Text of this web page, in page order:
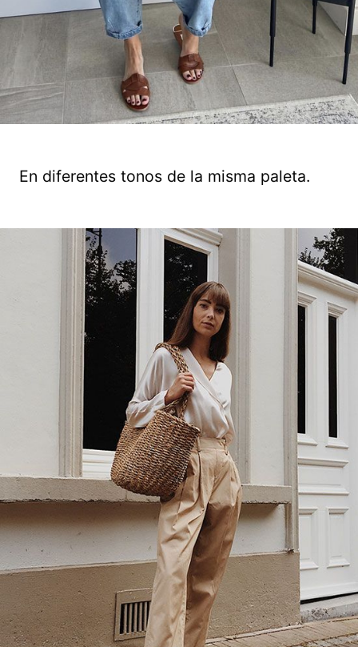
En diferentes tonos de la misma paleta.